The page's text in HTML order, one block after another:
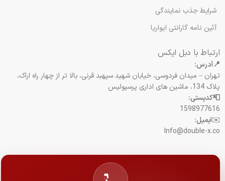
شرایط جذب نمایندگی
آئین نامه گارانتی ایواریا
ارتباط با دبل ایکس
📍آدرس:
تهران – میدان فردوسی، خیابان شهید سپهبد قرنی، بالا تر از چهار راه اراک،
پلاک 134، ماشین های اداری پرسپولیس
📮کدپستی:
1598977616
✉️ایمیل:
Info@double-x.co